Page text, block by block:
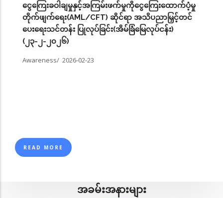
ငွေကြေးခဝါချမှုနှင့်အကြမ်းဖက်မှုကိုငွေကြေးထောက်ပံ့မှု
တိုက်ဖျက်ရေး(AML/CFT) ဆိုင်ရာ အသိပညာမြှင့်တင်
ပေးရေးသင်တန်း ပြုလုပ်ခြင်း(အိမ်ခြံမြေလုပ်ငန်း)
(၂၃-၂-၂၀၂၆)
Awareness/ 2026-02-23
READ MORE
အခမ်းအနားများ